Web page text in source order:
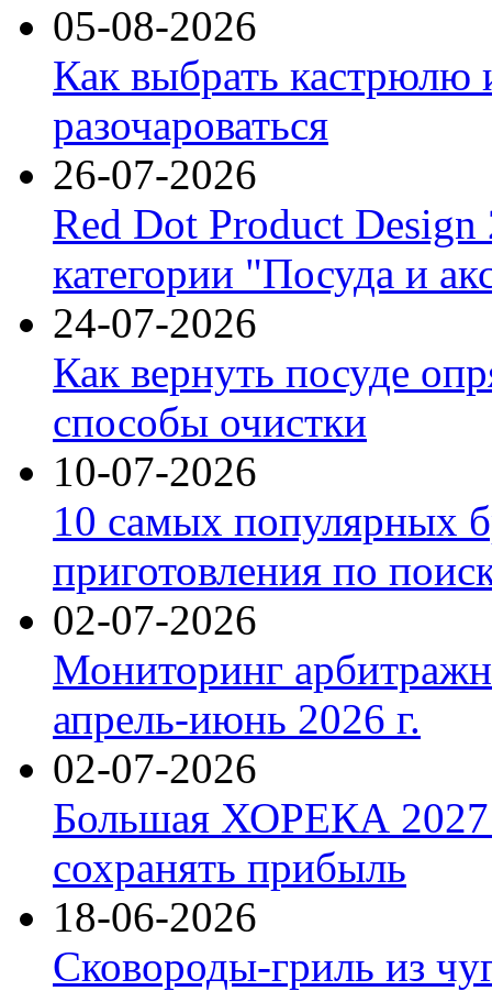
05-08-2026
Как выбрать кастрюлю
разочароваться
26-07-2026
Red Dot Product Design
категории "Посуда и
24-07-2026
Как вернуть посуде
способы очистки
10-07-2026
10 самых популярных
приготовления по
02-07-2026
Мониторинг
апрель-июнь 2026 г.
02-07-2026
Большая ХОРЕКА 2027:
сохранять прибыль
18-06-2026
Сковороды-гриль из